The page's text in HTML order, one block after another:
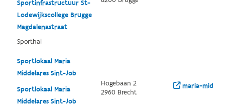
Sportinfrastructuur St-
Lodewijkscollege Brugge
Magdalenastraat
Sporthal
Sportlokaal Maria
Middelares Sint-Job
Sportlokaal Maria
Middelares Sint-Job
Hogebaan 2
2960 Brecht
maria-